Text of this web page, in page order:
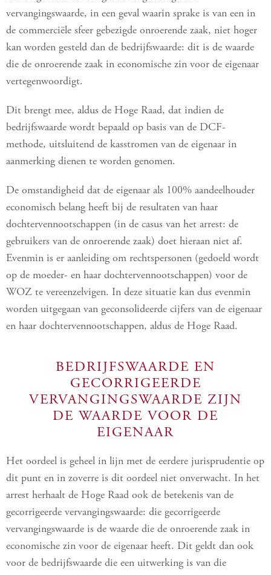
vervangingswaarde, in een geval waarin sprake is van een in
de commerciële sfeer gebezigde onroerende zaak, niet hoger
kan worden gesteld dan de bedrijfswaarde: dit is de waarde
die de onroerende zaak in economische zin voor de eigenaar
vertegenwoordigt.
Dit brengt mee, aldus de Hoge Raad, dat indien de
bedrijfswaarde wordt bepaald op basis van de DCF-
methode, uitsluitend de kasstromen van de eigenaar in
aanmerking dienen te worden genomen.
De omstandigheid dat de eigenaar als 100% aandeelhouder
economisch belang heeft bij de resultaten van haar
dochtervennootschappen (in de casus van het arrest: de
gebruikers van de onroerende zaak) doet hieraan niet af.
Evenmin is er aanleiding om rechtspersonen (gedoeld wordt
op de moeder- en haar dochtervennootschappen) voor de
WOZ te vereenzelvigen. In deze situatie kan dus evenmin
worden uitgegaan van geconsolideerde cijfers van de eigenaar
en haar dochtervennootschappen, aldus de Hoge Raad.
BEDRIJFSWAARDE EN
GECORRIGEERDE
VERVANGINGSWAARDE ZIJN
DE WAARDE VOOR DE
EIGENAAR
Het oordeel is geheel in lijn met de eerdere jurisprudentie op
dit punt en in zoverre is dit oordeel niet onverwacht. In het
arrest herhaalt de Hoge Raad ook de betekenis van de
gecorrigeerde vervangingswaarde: die gecorrigeerde
vervangingswaarde is de waarde die de onroerende zaak in
economische zin voor de eigenaar heeft. Dit geldt dan ook
voor de bedrijfswaarde die een uitwerking is van die